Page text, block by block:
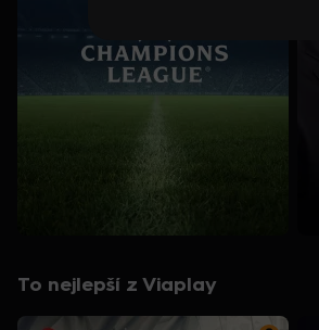
To nejlepší z Viaplay